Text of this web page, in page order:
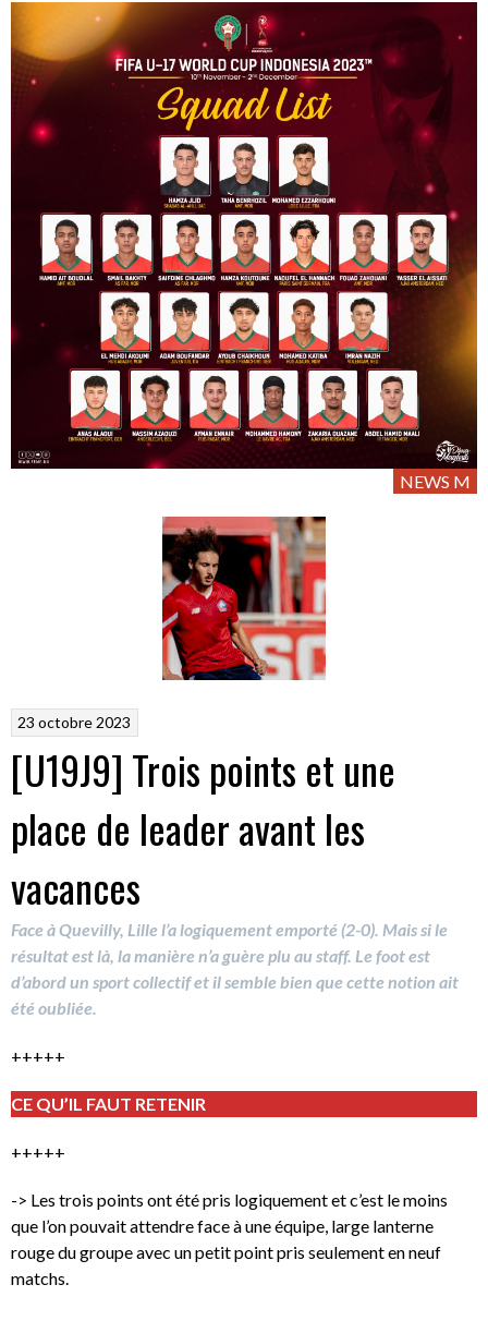
NEWS M
23 octobre 2023
[U19J9] Trois points et une
place de leader avant les
vacances
Face à Quevilly, Lille l’a logiquement emporté (2-0). Mais si le
résultat est là, la manière n’a guère plu au staff. Le foot est
d’abord un sport collectif et il semble bien que cette notion ait
été oubliée.
+++++
CE QU’IL FAUT RETENIR
+++++
-> Les trois points ont été pris logiquement et c’est le moins
que l’on pouvait attendre face à une équipe, large lanterne
rouge du groupe avec un petit point pris seulement en neuf
matchs.